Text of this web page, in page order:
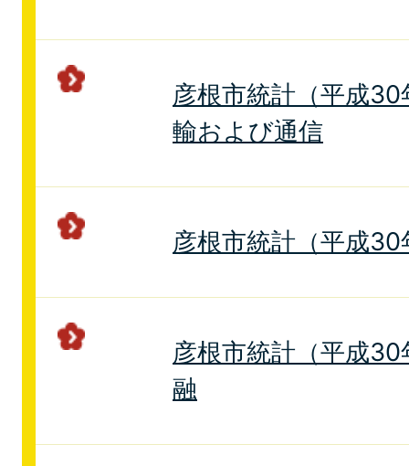
彦根市統計（平成
輸および通信
彦根市統計（平成30
彦根市統計（平成
融